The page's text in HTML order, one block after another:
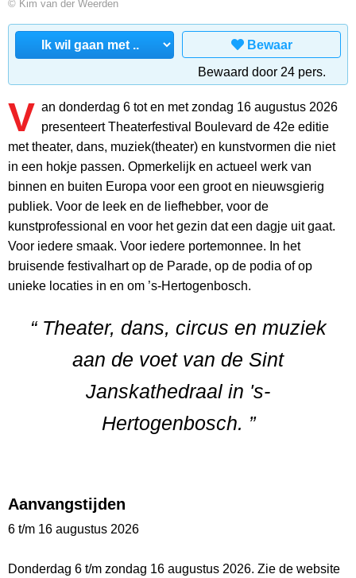
© Kim van der Weerden
Bewaar
Bewaard door 24 pers.
V an donderdag 6 tot en met zondag 16 augustus 2026
presenteert Theaterfestival Boulevard de 42e editie
met theater, dans, muziek(theater) en kunstvormen die niet
in een hokje passen. Opmerkelijk en actueel werk van
binnen en buiten Europa voor een groot en nieuwsgierig
publiek. Voor de leek en de liefhebber, voor de
kunstprofessional en voor het gezin dat een dagje uit gaat.
Voor iedere smaak. Voor iedere portemonnee. In het
bruisende festivalhart op de Parade, op de podia of op
unieke locaties in en om ’s-Hertogenbosch.
“ Theater, dans, circus en muziek
aan de voet van de Sint
Janskathedraal in 's-
Hertogenbosch. ”
Aanvangstijden
6 t/m 16 augustus 2026
Donderdag 6 t/m zondag 16 augustus 2026. Zie de website